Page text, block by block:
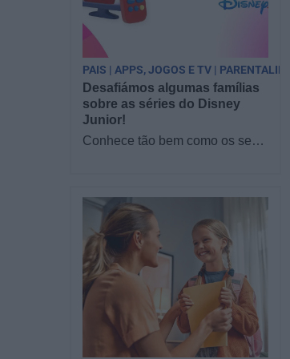
Desafiámos algumas famílias
sobre as séries do Disney
Junior!
Conhece tão bem como os seus
PAIS | APPS, JOGOS E TV |